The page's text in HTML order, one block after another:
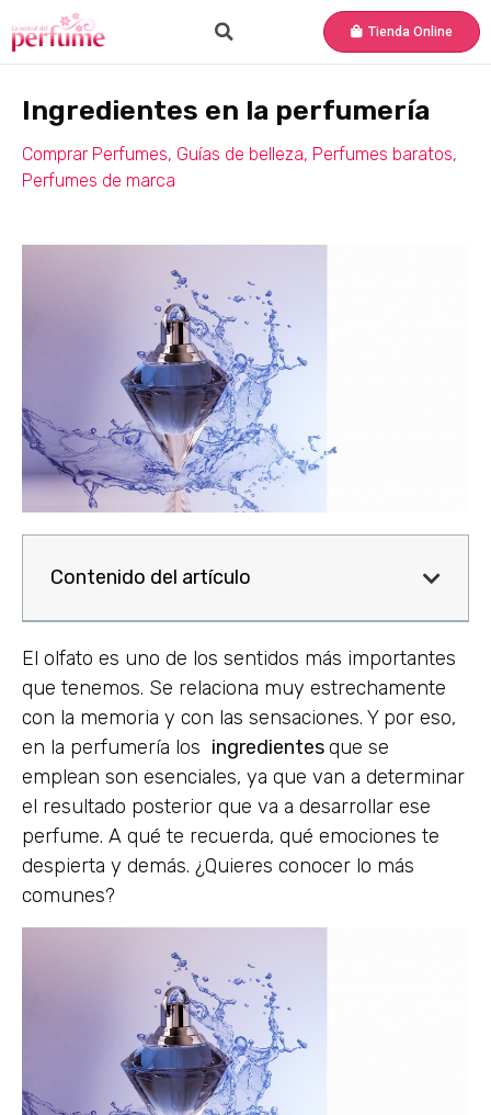
Tienda Online
Ingredientes en la perfumería
Comprar Perfumes, Guías de belleza, Perfumes baratos,
Perfumes de marca
Contenido del artículo
El olfato es uno de los sentidos más importantes
que tenemos. Se relaciona muy estrechamente
con la memoria y con las sensaciones. Y por eso,
en la perfumería los ingredientesque se
emplean son esenciales, ya que van a determinar
el resultado posterior que va a desarrollar ese
perfume. A qué te recuerda, qué emociones te
despierta y demás. ¿Quieres conocer lo más
comunes?